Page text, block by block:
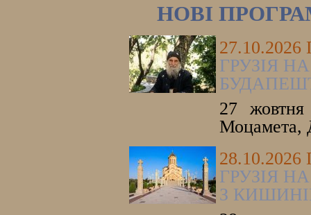
НОВІ
27.10.2026
ГРУЗІЯ
27
Моцамета,
28.10.2026
ГРУЗІЯ
З